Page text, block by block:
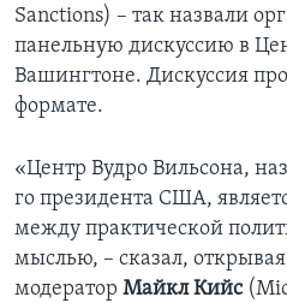
Sanctions) – так назвали
панельную дискуссию в
Вашингтоне. Дискуссия
формате.
«Центр Вудро Вильсона,
го президента США,
между практической
мыслью, – сказал,
модератор Майкл Кийс